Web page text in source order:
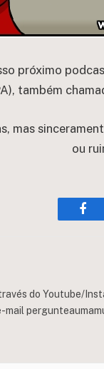
próximo
também
mas
ou
do Youtube/
mail